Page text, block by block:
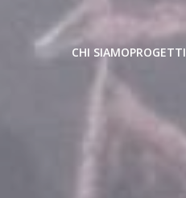
CHI SIAMOPROGETTI